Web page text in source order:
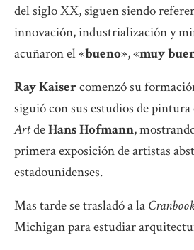
del siglo XX, siguen siendo
innovación, industrialización y
acuñaron el «bueno», «muy
Ray Kaiser comenzó su
siguió con sus estudios de pintura
ArtdeHans Hofmann,
primera exposición de artistas
estadounidenses.
Mas tarde se trasladó a la
Michigan para estudiar